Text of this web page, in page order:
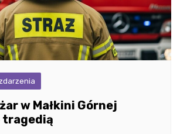
w Małkini Górnej
tragedią